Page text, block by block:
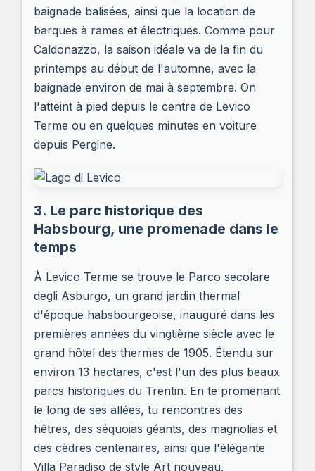
baignade balisées, ainsi que la location de
barques à rames et électriques. Comme pour
Caldonazzo, la saison idéale va de la fin du
printemps au début de l'automne, avec la
baignade environ de mai à septembre. On
l'atteint à pied depuis le centre de Levico
Terme ou en quelques minutes en voiture
depuis Pergine.
3. Le parc historique des
Habsbourg, une promenade dans le
temps
À Levico Terme se trouve le Parco secolare
degli Asburgo, un grand jardin thermal
d'époque habsbourgeoise, inauguré dans les
premières années du vingtième siècle avec le
grand hôtel des thermes de 1905. Étendu sur
environ 13 hectares, c'est l'un des plus beaux
parcs historiques du Trentin. En te promenant
le long de ses allées, tu rencontres des
hêtres, des séquoias géants, des magnolias et
des cèdres centenaires, ainsi que l'élégante
Villa Paradiso de style Art nouveau.